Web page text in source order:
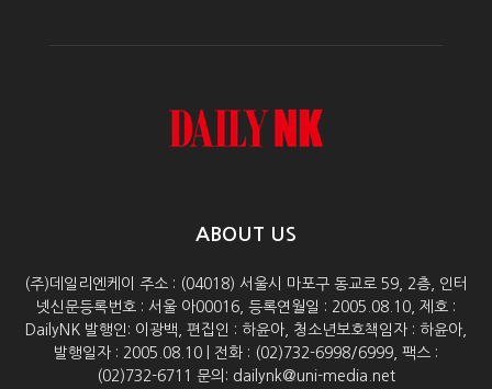
ABOUT US
(주)데일리엔케이 주소 : (04018) 서울시 마포구 동교로 59, 2층, 인터
넷신문등록번호 : 서울 아00016, 등록연월일 : 2005.08.10, 제호 :
DailyNK 발행인: 이광백, 편집인 : 하윤아, 청소년보호책임자 : 하윤아,
발행일자 : 2005.08.10 | 전화 : (02)732-6998/6999, 팩스 :
(02)732-6711 문의: dailynk@uni-media.net